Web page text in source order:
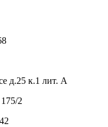
д.25 к.1 лит. А
2